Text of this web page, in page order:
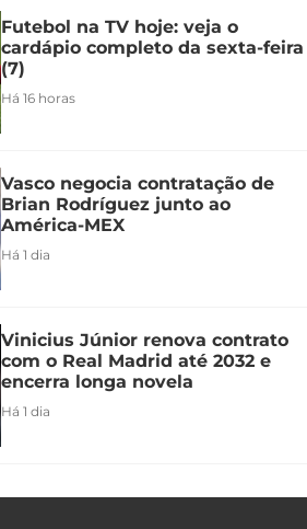
Futebol na TV hoje: veja o
cardápio completo da sexta-feira
(7)
Há 16 horas
Vasco negocia contratação de
Brian Rodríguez junto ao
América-MEX
Há 1 dia
Vinicius Júnior renova contrato
com o Real Madrid até 2032 e
encerra longa novela
Há 1 dia